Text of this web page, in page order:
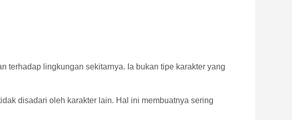
terhadap lingkungan sekitarnya. Ia bukan tipe karakter yang
disadari oleh karakter lain. Hal ini membuatnya sering